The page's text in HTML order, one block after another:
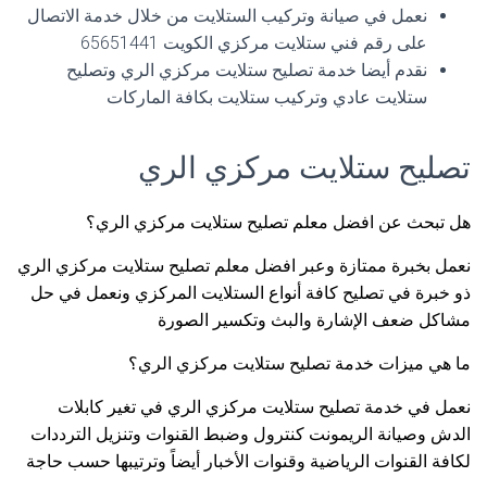
نعمل في صيانة وتركيب الستلايت من خلال خدمة الاتصال
على رقم فني ستلايت مركزي الكويت 65651441
نقدم أيضا خدمة تصليح ستلايت مركزي الري وتصليح
ستلايت عادي وتركيب ستلايت بكافة الماركات
تصليح ستلايت مركزي الري
هل تبحث عن افضل معلم تصليح ستلايت مركزي الري؟
نعمل بخبرة ممتازة وعبر افضل معلم تصليح ستلايت مركزي الري
ذو خبرة في تصليح كافة أنواع الستلايت المركزي ونعمل في حل
مشاكل ضعف الإشارة والبث وتكسير الصورة
ما هي ميزات خدمة تصليح ستلايت مركزي الري؟
نعمل في خدمة تصليح ستلايت مركزي الري في تغير كابلات
الدش وصيانة الريمونت كنترول وضبط القنوات وتنزيل الترددات
لكافة القنوات الرياضية وقنوات الأخبار أيضاً وترتيبها حسب حاجة